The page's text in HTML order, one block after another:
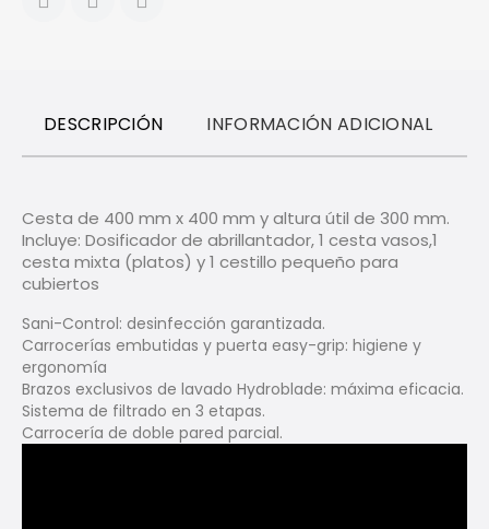
DESCRIPCIÓN INFORMACIÓN ADICIONAL
Cesta de 400 mm x 400 mm y altura útil de 300 mm.
Incluye: Dosificador de abrillantador,1 cesta vasos,1
cesta mixta (platos) y1 cestillo pequeño para
cubiertos
Sani-Control: desinfección garantizada.
Carrocerías embutidas y puerta easy-grip: higiene y
ergonomía
Brazos exclusivos de lavado Hydroblade: máxima eficacia.
Sistema de filtrado en 3 etapas.
Carrocería de doble pared parcial.